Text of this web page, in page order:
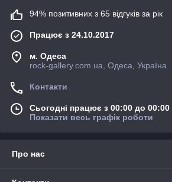
94% позитивних з 65 відгуків за рік
Працює з 24.10.2017
м. Одеса
rock-gallery.com.ua, Одеса, Україна
Контакти
Сьогодні працює з 00:00 до 00:00
Показати весь графік роботи
Про нас